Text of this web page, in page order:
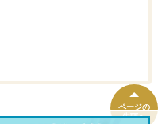
ページの
先頭へ